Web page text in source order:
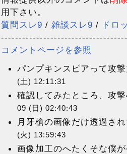
用下さい。
質問スレ9 / 雑談スレ9 /
ドロ
コメントページを参照
パンプキンスピアって攻
(土) 12:11:31
確認してみたところ、攻
09 (日) 02:40:43
月牙槍の画像だけ透過さ
(火) 13:59:43
画像加工のへたくそな僕